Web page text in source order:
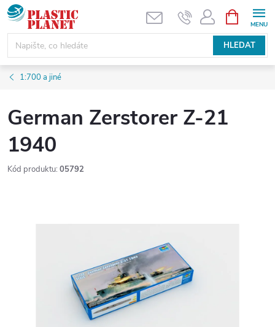
Přejít
na
obsah
HLEDAT
NÁKUPNÍ
KOŠÍK
1:700 a jiné
German Zerstorer Z-21
1940
Kód produktu: 05792